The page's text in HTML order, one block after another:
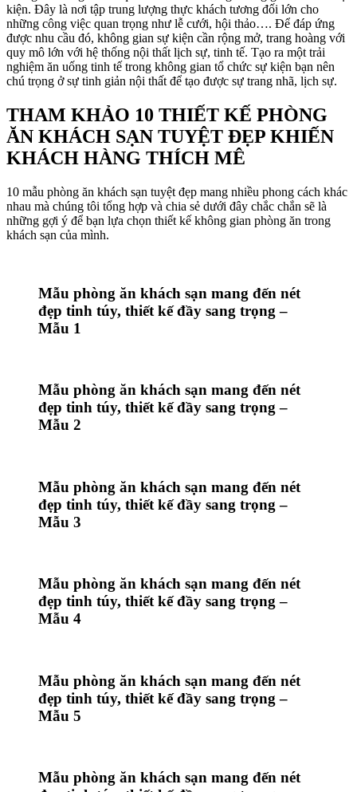
kiện. Đây là nơi tập trung lượng thực khách tương đối lớn cho
những công việc quan trọng như lễ cưới, hội thảo…. Để đáp ứng
được nhu cầu đó, không gian sự kiện cần rộng mở, trang hoàng với
quy mô lớn với hệ thống nội thất lịch sự, tinh tế. Tạo ra một trải
nghiệm ăn uống tinh tế trong không gian tổ chức sự kiện bạn nên
chú trọng ở sự tinh giản nội thất để tạo được sự trang nhã, lịch sự.
THAM KHẢO 10 THIẾT KẾ PHÒNG
ĂN KHÁCH SẠN TUYỆT ĐẸP KHIẾN
KHÁCH HÀNG THÍCH MÊ
10 mẫu phòng ăn khách sạn tuyệt đẹp mang nhiều phong cách khác
nhau mà chúng tôi tổng hợp và chia sẻ dưới đây chắc chắn sẽ là
những gợi ý để bạn lựa chọn thiết kế không gian phòng ăn trong
khách sạn của mình.
Mẫu phòng ăn khách sạn mang đến nét
đẹp tinh túy, thiết kế đầy sang trọng –
Mẫu 1
Mẫu phòng ăn khách sạn mang đến nét
đẹp tinh túy, thiết kế đầy sang trọng –
Mẫu 2
Mẫu phòng ăn khách sạn mang đến nét
đẹp tinh túy, thiết kế đầy sang trọng –
Mẫu 3
Mẫu phòng ăn khách sạn mang đến nét
đẹp tinh túy, thiết kế đầy sang trọng –
Mẫu 4
Mẫu phòng ăn khách sạn mang đến nét
đẹp tinh túy, thiết kế đầy sang trọng –
Mẫu 5
Mẫu phòng ăn khách sạn mang đến nét